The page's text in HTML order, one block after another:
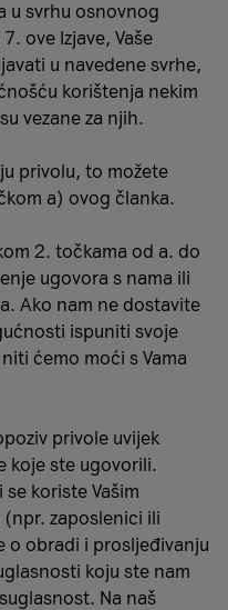
u svrhu osnovnog
ove Izjave, Vaše
u navedene svrhe,
korištenja nekim
vezane za njih.
privolu, to možete
a) ovog članka.
2. točkama od a. do
ugovora s nama ili
Ako nam ne dostavite
ispuniti svoje
ćemo moći s Vama
privole uvijek
koje ste ugovorili.
koriste Vašim
zaposlenici ili
o obradi i prosljeđivanju
koju ste nam
Na naš